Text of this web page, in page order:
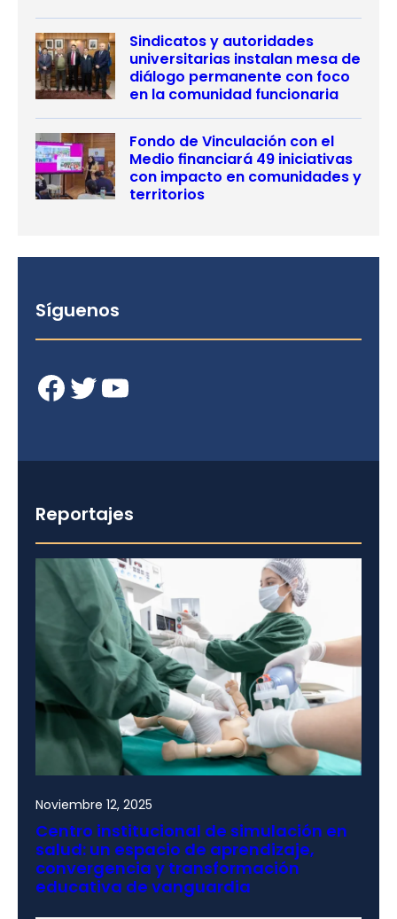
Sindicatos y autoridades
universitarias instalan mesa de
diálogo permanente con foco
en la comunidad funcionaria
Fondo de Vinculación con el
Medio financiará 49 iniciativas
con impacto en comunidades y
territorios
Síguenos
Facebook Twitter YouTube
Reportajes
Noviembre 12, 2025
Centro institucional de simulación en
salud: un espacio de aprendizaje,
convergencia y transformación
educativa de vanguardia